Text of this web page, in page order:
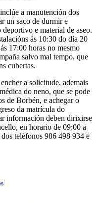
a manutención dos
un saco de durmir e
e material de aseo.
ás 10:30 do día 20
17:00 horas no mesmo
salvo mal tempo, que
cubertas.
a solicitude, ademais
do neno, que se pode
de Borbén, e achegar o
da matrícula do
información deben dirixirse
en horario de 09:00 a
teléfonos 986 498 934 e